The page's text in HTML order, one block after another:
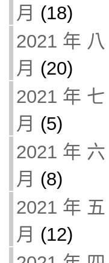
月 (18)
2021 年 八
月 (20)
2021 年 七
月 (5)
2021 年 六
月 (8)
2021 年 五
月 (12)